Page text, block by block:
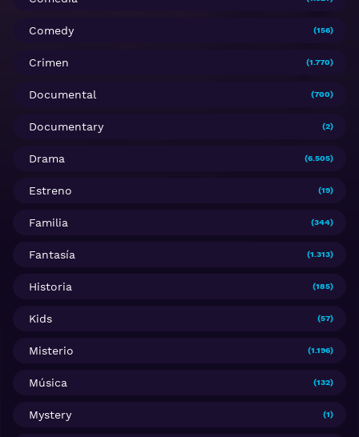
Comedy (156)
Crimen (1.770)
Documental (700)
Documentary (2)
Drama (6.505)
Estreno (19)
Familia (344)
Fantasía (1.313)
Historia (185)
Kids (57)
Misterio (1.196)
Música (132)
Mystery (1)